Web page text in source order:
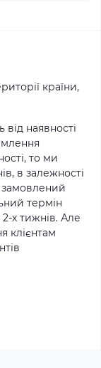
країни,
наявності
то ми
в залежності
замовлений
термін
х тижнів. Але
клієнтам